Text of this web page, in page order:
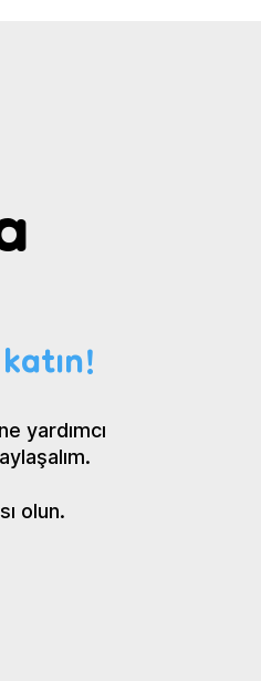
yardımcı
olun.